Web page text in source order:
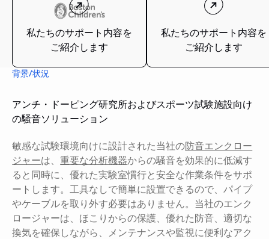
私たちのサポート内容を
ご紹介します
私たちのサポート内容を
ご紹介します
背景/状況
アンチ・ドーピング研究所およびスポーツ試験施設向け
の騒音ソリューション
敏感な試験環境向けに設計された当社の防音エンクロー
ジャーは、重要な分析機器からの騒音を効果的に低減す
ると同時に、優れた実験室慣行と安全な作業条件をサポ
ートします。工具なしで簡単に設置できるので、パイプ
やケーブルを取り外す必要はありません。当社のエンク
ロージャーは、ほこりからの保護、優れた防音、適切な
換気を確保しながら、メンテナンスや監視に便利なアク